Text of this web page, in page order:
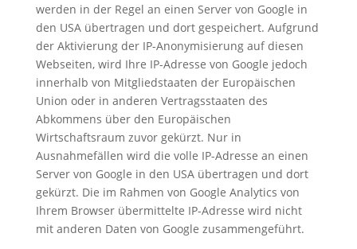
werden in der Regel an einen Server von Google in
den USA übertragen und dort gespeichert. Aufgrund
der Aktivierung der IP-Anonymisierung auf diesen
Webseiten, wird Ihre IP-Adresse von Google jedoch
innerhalb von Mitgliedstaaten der Europäischen
Union oder in anderen Vertragsstaaten des
Abkommens über den Europäischen
Wirtschaftsraum zuvor gekürzt. Nur in
Ausnahmefällen wird die volle IP-Adresse an einen
Server von Google in den USA übertragen und dort
gekürzt. Die im Rahmen von Google Analytics von
Ihrem Browser übermittelte IP-Adresse wird nicht
mit anderen Daten von Google zusammengeführt.